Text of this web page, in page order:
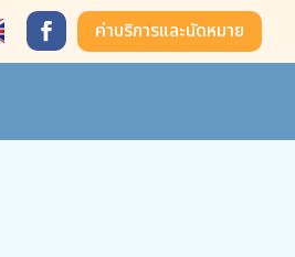
ค่าบริการและนัดหมาย